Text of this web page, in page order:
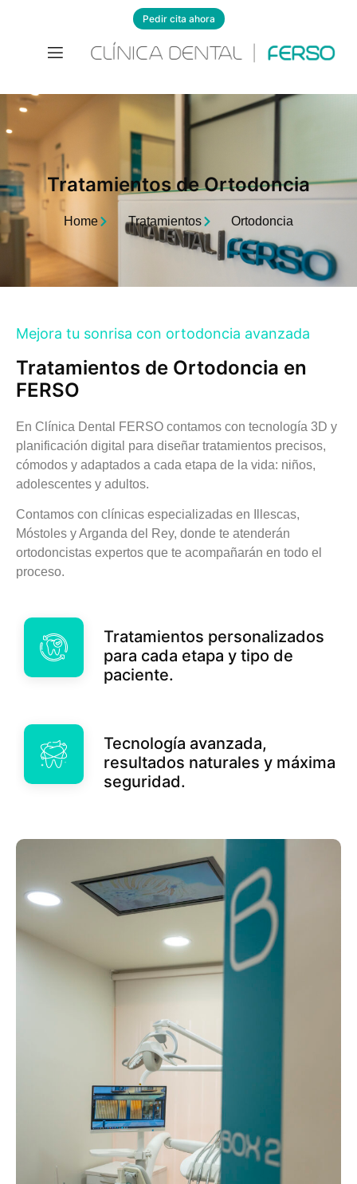
Pedir cita ahora
Tratamientos de Ortodoncia
Home Tratamientos Ortodoncia
Mejora tu sonrisa con ortodoncia avanzada
Tratamientos de Ortodoncia en
FERSO
En Clínica Dental FERSO contamos con tecnología 3D y
planificación digital para diseñar tratamientos precisos,
cómodos y adaptados a cada etapa de la vida: niños,
adolescentes y adultos.
Contamos con clínicas especializadas en Illescas,
Móstoles y Arganda del Rey, donde te atenderán
ortodoncistas expertos que te acompañarán en todo el
proceso.
Tratamientos personalizados
para cada etapa y tipo de
paciente.
Tecnología avanzada,
resultados naturales y máxima
seguridad.